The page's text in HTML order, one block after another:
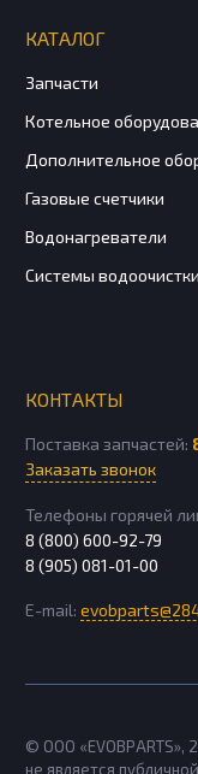
КАТАЛОГ
Запчасти
Котельное
Дополнительное
Газовые счетчики
Водонагреватели
Системы водоочистки
КОНТАКТЫ
Поставка запчастей:
Заказать звонок
Телефоны горячей
8 (800) 600-92-79
8 (905) 081-01-00
E-mail:
© ООО «EVOBPARTS»,
не является